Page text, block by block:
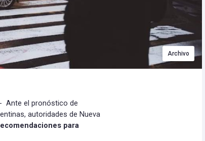
Archivo
Ante el pronóstico de
autoridades de Nueva
para